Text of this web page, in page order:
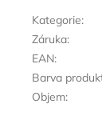
Kategorie:
Záruka:
EAN:
Barva
Objem: